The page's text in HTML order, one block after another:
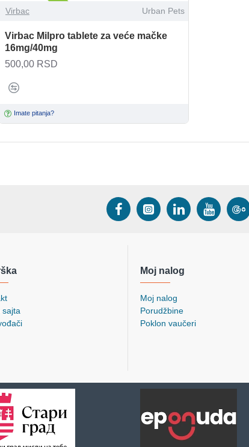
Virbac Urban Pets
Virbac Milpro tablete za veće mačke
16mg/40mg
500,00 RSD
Imate pitanja?
sajta
Moj nalog
Moj nalog
Porudžbine
Poklon vaučeri